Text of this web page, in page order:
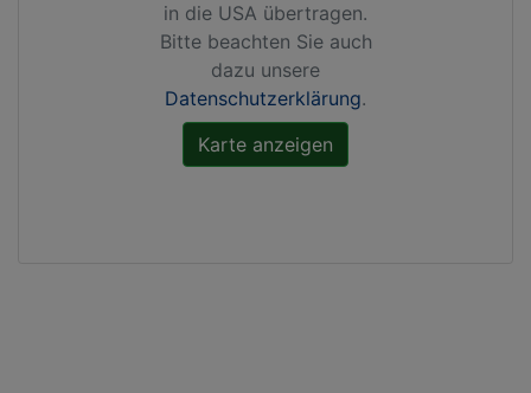
in die USA übertragen.
Bitte beachten Sie auch
dazu unsere
Datenschutzerklärung.